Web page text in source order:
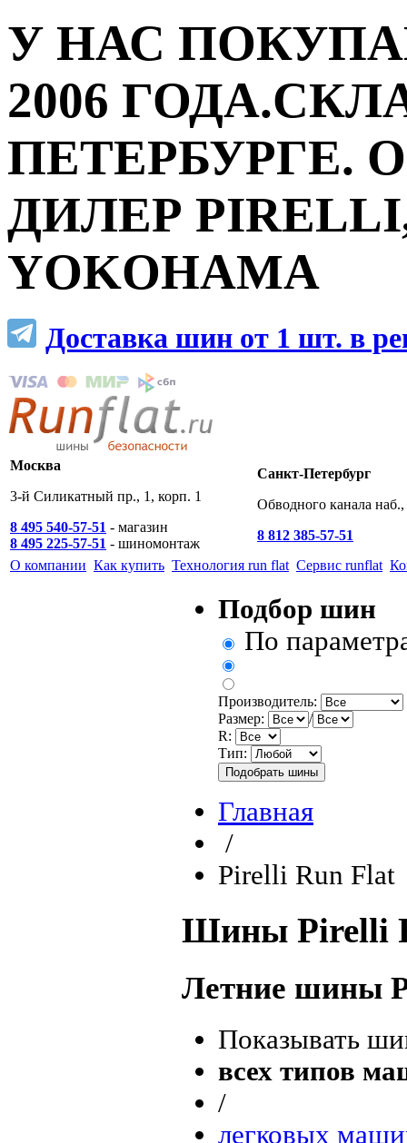
У НАС
2006
ПЕТЕРБУРГЕ.
ДИЛЕР
YOKOHAMA
Доставка шин от 1 шт. в
Москва
3-й Силикатный пр., 1, корп. 1
8 495 540-57-51 - магазин
8 495 225-57-51 - шиномонтаж
Санкт-Петербург
Обводного канала
8 812 385-57-51
О компании Как купить Технология run flat Сервис runflat
Подбор шин
По
Производитель:
Размер:
/
R:
Тип:
Главная
/
Pirelli Run Flat
Шины Pirelli
Летние шины
Показывать
всех типов
/
легковых